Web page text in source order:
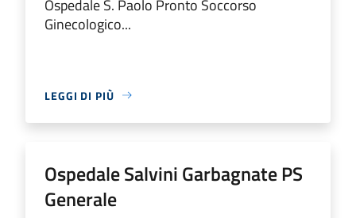
Ospedale S. Paolo Pronto Soccorso
Ginecologico...
LEGGI DI PIÙ
Ospedale Salvini Garbagnate PS
Generale